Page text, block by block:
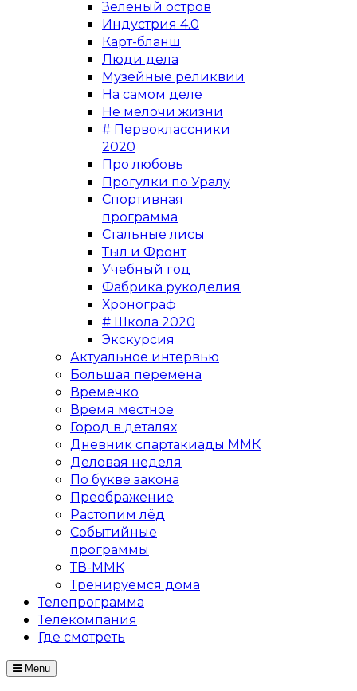
Зеленый остров
Индустрия 4.0
Карт-бланш
Люди дела
Музейные реликвии
На самом деле
Не мелочи жизни
# Первоклассники
2020
Про любовь
Прогулки по Уралу
Спортивная
программа
Стальные лисы
Тыл и Фронт
Учебный год
Фабрика рукоделия
Хронограф
# Школа 2020
Экскурсия
Актуальное интервью
Большая перемена
Времечко
Время местное
Город в деталях
Дневник спартакиады ММК
Деловая неделя
По букве закона
Преображение
Растопим лёд
Событийные
программы
ТВ-ММК
Тренируемся дома
Телепрограмма
Телекомпания
Где смотреть
Menu